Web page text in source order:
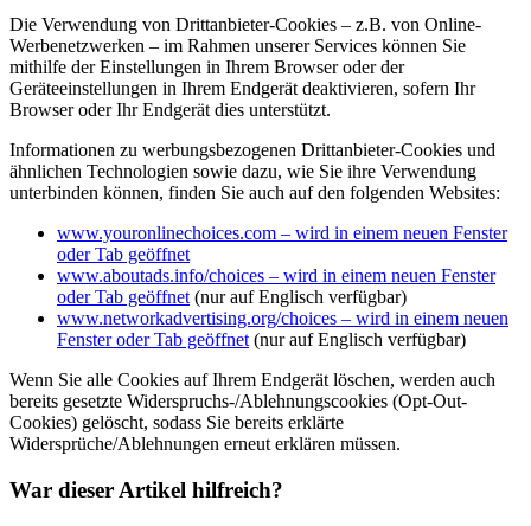
Die Verwendung von Drittanbieter-Cookies – z.B. von Online-
Werbenetzwerken – im Rahmen unserer Services können Sie
mithilfe der Einstellungen in Ihrem Browser oder der
Geräteeinstellungen in Ihrem Endgerät deaktivieren, sofern Ihr
Browser oder Ihr Endgerät dies unterstützt.
Informationen zu werbungsbezogenen Drittanbieter-Cookies und
ähnlichen Technologien sowie dazu, wie Sie ihre Verwendung
unterbinden können, finden Sie auch auf den folgenden Websites:
www.youronlinechoices.com – wird in einem neuen Fenster
oder Tab geöffnet
www.aboutads.info/choices – wird in einem neuen Fenster
oder Tab geöffnet (nur auf Englisch verfügbar)
www.networkadvertising.org/choices – wird in einem neuen
Fenster oder Tab geöffnet (nur auf Englisch verfügbar)
Wenn Sie alle Cookies auf Ihrem Endgerät löschen, werden auch
bereits gesetzte Widerspruchs-/Ablehnungscookies (Opt-Out-
Cookies) gelöscht, sodass Sie bereits erklärte
Widersprüche/Ablehnungen erneut erklären müssen.
War dieser Artikel hilfreich?